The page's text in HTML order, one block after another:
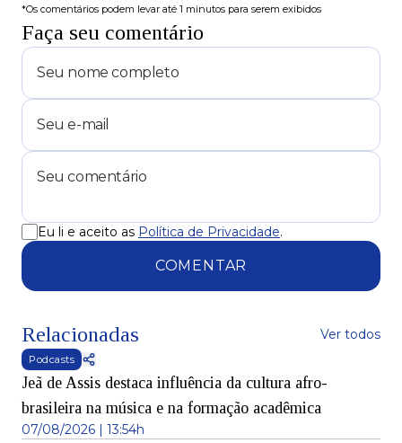
*Os comentários podem levar até 1 minutos para serem exibidos
Faça seu comentário
Eu li e aceito as Política de Privacidade.
COMENTAR
Relacionadas Ver todos
Podcasts
Jeã de Assis destaca influência da cultura afro-
brasileira na música e na formação acadêmica
07/08/2026 | 13:54h